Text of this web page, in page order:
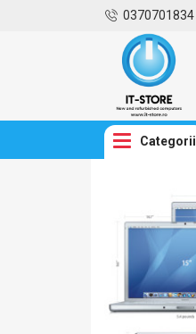
0370701834
Categorii